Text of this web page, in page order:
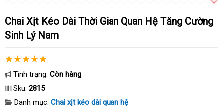
Chai Xịt Kéo Dài Thời Gian Quan Hệ Tăng Cường
Sinh Lý Nam
Tình trạng: Còn hàng
Sku: 2815
Danh mục: Chai xịt kéo dài quan hệ